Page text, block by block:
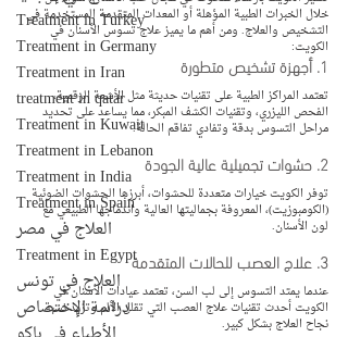
Treatment in Turkey
Treatment in Germany
Treatment in Iran
treatment in qatar
Treatment in Kuwait
Treatment in Lebanon
Treatment in India
Treatment in Spain
العلاج في مصر
Treatment in Egypt
العلاج في تونس
دراسة الإختصاص
خلال الخبرات الطبية المؤهلة أو المعدات المتقدمة المستخدمة في
التشخيص والعلاج. ومن أهم ما يميز علاج تسوس الأسنان في
الكويت:
1. أجهزة تشخيص متطورة
تعتمد المراكز الطبية على تقنيات حديثة مثل الأشعة الرقمية،
الفحص الليزري، وتقنيات الكشف المبكر، مما يساعد على تحديد
مراحل التسوس بدقة وتفادي تفاقم الحالة.
2. حشوات تجميلية عالية الجودة
توفر الكويت خيارات متعددة للحشوات، أبرزها الحشوات الضوئية
(الكومبوزيت)، المعروفة بجماليتها العالية واندماجها الطبيعي مع
لون الأسنان.
3. علاج العصب للحالات المتقدمة
عندما يمتد التسوس إلى لب السن، تعتمد عيادات الأسنان في
الكويت أحدث تقنيات علاج العصب التي تقلل الألم وتزيد نسبة
نجاح العلاج بشكل كبير.